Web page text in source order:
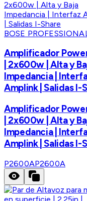
BOSE
Amplificador
| 2x600w | Alta y
Impedancia |
Amplink | Salidas I-
Amplificador
| 2x600w | Alta y
Impedancia |
Amplink | Salidas I-
P2600AP2600A